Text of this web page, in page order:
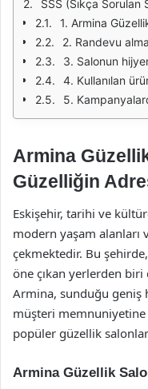
SSS (Sıkça Sorulan
1. Armina Güzellik
2. Randevu
3. Salonun
4. Kullanılan
5.
Armina
Güzelliğin
Eskişehir, tarihi ve
modern yaşam
çekmektedir. Bu
öne çıkan yerlerden biri
Armina, sunduğu geniş
müşteri memnuniyetine
popüler güzellik
Armina Güzellik